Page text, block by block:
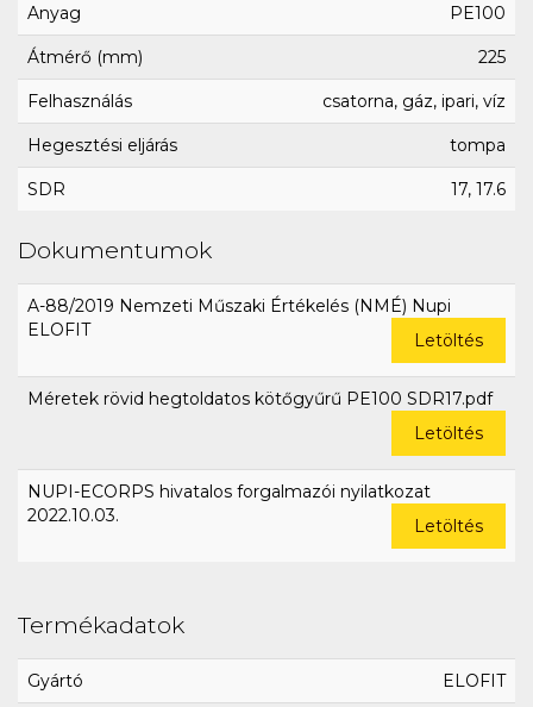
Anyag PE100
Átmérő (mm) 225
Felhasználás csatorna, gáz, ipari, víz
Hegesztési eljárás tompa
SDR 17, 17.6
Dokumentumok
A-88/2019 Nemzeti Műszaki Értékelés (NMÉ) Nupi
ELOFIT
Letöltés
Méretek rövid hegtoldatos kötőgyűrű PE100 SDR17.pdf
Letöltés
NUPI-ECORPS hivatalos forgalmazói nyilatkozat
2022.10.03.
Letöltés
Termékadatok
Gyártó ELOFIT